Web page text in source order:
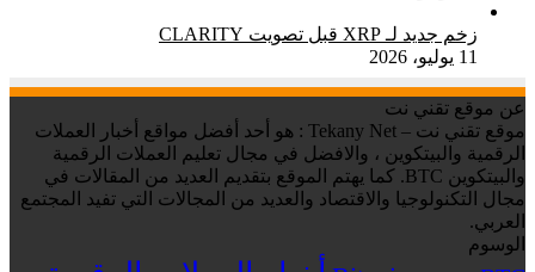
زخم جديد لـ XRP قبل تصويت CLARITY
11 يوليو، 2026
عن موقع تقني نت
موقع تقني نت – Tekany Net : هو أحد أفضل مواقع أخبار العملات
الرقمية والبيتكوين ، والافضل في مجال تعليم العملات الرقمية
والبيتكوين BTC. كما يهتم الموقع بتقديم العديد من المقالات في
مجال التكنولوجيا والاقتصاد والعديد من المجالات التي تفيد المجتمع
العربي.
الوسوم